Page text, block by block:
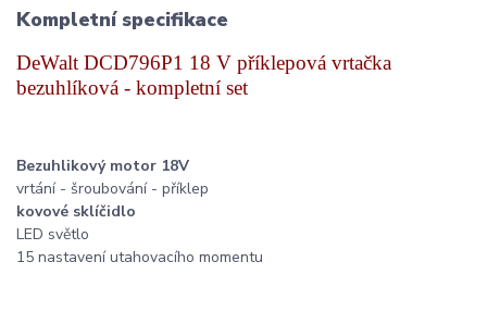
Kompletní specifikace
DeWalt DCD796P1 18 V příklepová vrtačka
bezuhlíková - kompletní set
Bezuhlikový motor 18V
vrtání - šroubování - příklep
kovové sklíčidlo
LED světlo
15 nastavení utahovacího momentu